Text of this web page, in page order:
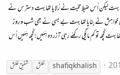
لیکن اُس ضبطِ محبّت نے رُلایا تھا بہت دسترس نے
خواہش نے بنایا تھا بہت بے بسی نے بھی شب و روز
بہت کُچھ تو کم مایَگی رکھّے رہی آزردہ ہَمَیں! کُچھ ہَمَیں اُس
shafiq khalish خلش شفیقخلش